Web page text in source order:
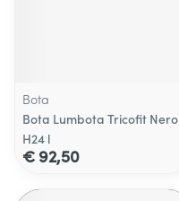
Bota
Bota Lumbota Tricofit Nero
H24 l
€ 92,50